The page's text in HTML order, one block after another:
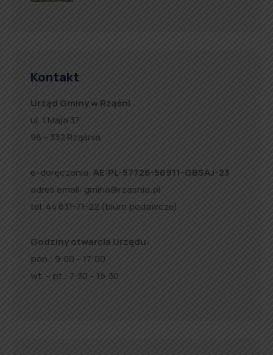
Kontakt
Urząd Gminy w Rząśni
ul. 1 Maja 37
98 – 332 Rząśnia
e-doręczenia: AE:PL-57726-56911-GBSAJ-23
adres email: gmina@rzasnia.pl
tel. 44 631-71-22 (biuro podawcze)
Godziny otwarcia Urzędu:
pon.: 9:00 – 17:00
wt. – pt.: 7:30 – 15:30